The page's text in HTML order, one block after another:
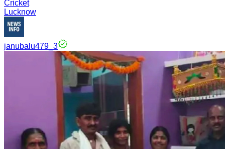
Cricket
Lucknow
janubalu479_3